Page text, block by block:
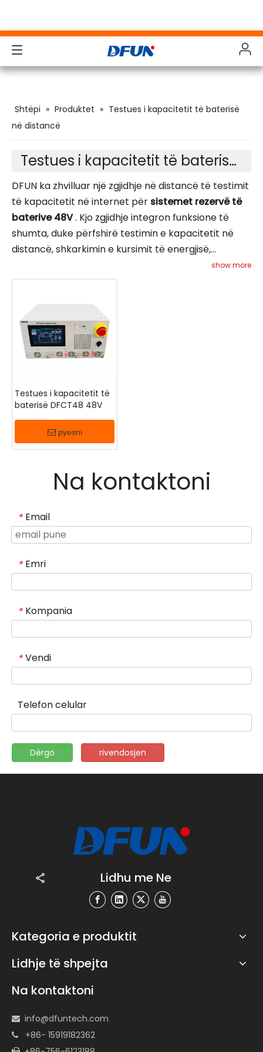
Zgjidhjet
Mbështetje
Shkarkimet
Rast Studimi
Rreth Nesh
Zgjidhjet
Mbështetje
Shkarkimet
Rast Studimi
Rreth Nesh
Zgjidhjet
Mbështetje
Shkarkimet
Rast Studimi
Rreth Nesh
Zgjidhjet
Mbështetje
Shkarkimet
Rast Studimi
Rreth Nesh
Shtëpi » Produktet » Testues i kapacitetit të baterisë
në distancë
Testues i kapacitetit të baterisë 48 V
DFUN ka zhvilluar një zgjidhje në distancë të testimit
të kapacitetit në internet për sistemet rezervë të
baterive 48V. Kjo zgjidhje integron funksione të
shumta, duke përfshirë testimin e kapacitetit në
distancë, shkarkimin e kursimit të energjisë,
karikimin inteligjent, monitorimin e baterisë dhe
aktivizimin. Ai trajton në mënyrë efektive sfida të
kapacitetit jashtë linje dhe çështjet e mirëmbajtjes
që lindin nga faqet e shpërndara. Është i
përshtatshëm për nënstacione, qendra kontrolli
show more
Testues i kapacitetit të
baterisë DFCT48 48V
pyesni
Na kontaktoni
* Email
* Emri
* Kompania
* Vendi
Telefon celular
Dërgo rivendosjen
Lidhu me Ne
Kategoria e produktit
Lidhje të shpejta
Na kontaktoni
 info@dfuntech.com
 +86- 15919182362